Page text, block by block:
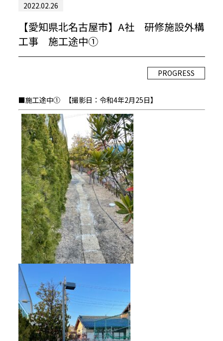
2022.02.26
【愛知県北名古屋市】A社 研修施設外構
工事 施工途中①
PROGRESS
■施工途中① 【撮影日：令和4年2月25日】